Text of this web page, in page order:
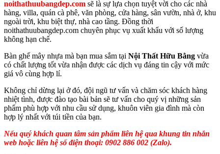
noithathuubangdep.com sẽ là sự lựa chọn tuyệt vời cho các nhà
hàng, villa, quán cà phê, văn phòng, cửa hàng, sân vườn, nhà ở, khu
ngoài trời, khu biệt thự, nhà cao tầng. Đồng thời
noithathuubangdep.com chuyên phục vụ xuất khẩu với số lượng
không hạn chế.
Bàn ghế mây nhựa mà bạn mua sắm tại Nội Thất Hữu Bằng vừa
có chất lượng tốt vừa nhận được các dịch vụ đáng tin cậy với mức
giá vô cùng hợp lí.
Không chỉ dừng lại ở đó, đội ngũ tư vấn và chăm sóc khách hàng
nhiệt tình, được đào tạo bài bản sẽ tư vấn cho quý vị những sản
phẩm phù hợp với nhu cầu sử dụng, khuôn viên gia đình mà còn
hợp lý nhất với túi tiền của bạn.
Nếu quý khách quan tâm sản phẩm liên hệ qua khung tin nhắn
web hoặc liên hệ số điện thoại: 0902 886 002 (Zalo).